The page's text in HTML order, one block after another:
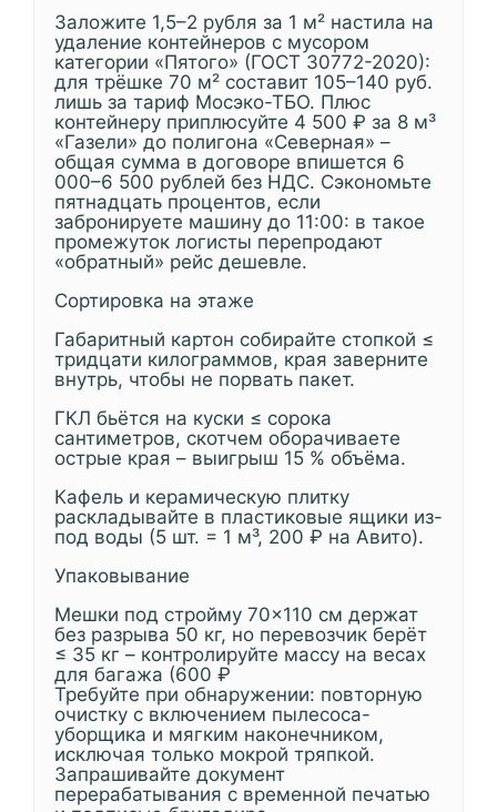
Заложите 1,5–2 рубля за 1 м² настила на
удаление контейнеров с мусором
категории «Пятого» (ГОСТ 30772-2020):
для трёшке 70 м² составит 105–140 руб.
лишь за тариф Мосэко-ТБО. Плюс
контейнеру приплюсуйте 4 500 ₽ за 8 м³
«Газели» до полигона «Северная» –
общая сумма в договоре впишется 6
000–6 500 рублей без НДС. Сэкономьте
пятнадцать процентов, если
забронируете машину до 11:00: в такое
промежуток логисты перепродают
«обратный» рейс дешевле.
Сортировка на этаже
Габаритный картон собирайте стопкой ≤
тридцати килограммов, края заверните
внутрь, чтобы не порвать пакет.
ГКЛ бьётся на куски ≤ сорока
сантиметров, скотчем оборачиваете
острые края – выигрыш 15 % объёма.
Кафель и керамическую плитку
раскладывайте в пластиковые ящики из-
под воды (5 шт. = 1 м³, 200 ₽ на Авито).
Упаковывание
Мешки под стройму 70×110 см держат
без разрыва 50 кг, но перевозчик берёт
≤ 35 кг – контролируйте массу на весах
для багажа (600 ₽
Требуйте при обнаружении: повторную
очистку с включением пылесоса-
уборщика и мягким наконечником,
исключая только мокрой тряпкой.
Запрашивайте документ
перерабатывания с временной печатью